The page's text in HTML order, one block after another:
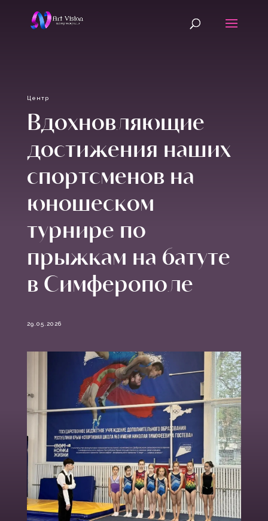
Центр
Вдохновляющие
достижения наших
спортсменов на
юношеском
турнире по
прыжкам на батуте
в Симферополе
29.05.2026